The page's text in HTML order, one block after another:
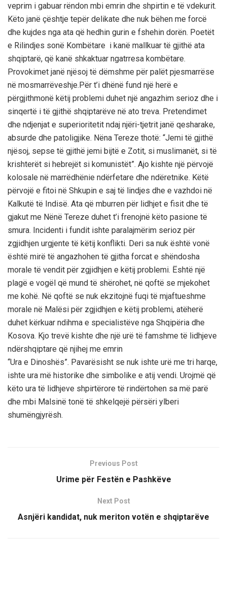
veprim i gabuar rёndon mbi emrin dhe shpirtin e tё vdekurit.
Kёto janё çёshtje tepёr delikate dhe nuk bёhen me forcё
dhe kujdes nga ata qё hedhin gurin e fshehin dorёn. Poetёt
e Rilindjes sonё Kombёtare i kanё mallkuar tё gjithё ata
shqiptarё, qё kanё shkaktuar ngatrresa kombёtare.
Provokimet janё njёsoj tё dёmshme pёr palёt pjesmarrёse
nё mosmarrёveshje.Pёr t’i dhёnё fund njё herё e
pёrgjithmonё kёtij problemi duhet njё angazhim serioz dhe i
sinqertё i tё gjithё shqiptarёve nё ato treva. Pretendimet
dhe ndjenjat e superioritetit ndaj njёri-tjetrit janё qesharake,
absurde dhe patoligjike. Nёna Tereze thotё: “Jemi tё gjithё
njёsoj, sepse tё gjithё jemi bijtё e Zotit, si muslimanёt, si tё
krishterёt si hebrejёt si komunistёt”. Ajo kishte njё pёrvojё
kolosale nё marrёdhёnie ndёrfetare dhe ndёretnike. Kёtё
pёrvojё e fitoi nё Shkupin e saj tё lindjes dhe e vazhdoi nё
Kalkutё tё Indisё. Ata qё mburren pёr lidhjet e fisit dhe tё
gjakut me Nёnё Tereze duhet t’i frenojnё kёto pasione tё
smura. Incidenti i fundit ishte paralajmёrim serioz pёr
zgjidhjen urgjente tё kёtij konflikti. Deri sa nuk ёshtё vonё
ёshtё mirё tё angazhohen tё gjitha forcat e shёndosha
morale tё vendit pёr zgjidhjen e kёtij problemi. Ështё njё
plagё e vogёl qё mund tё shёrohet, nё qoftё se mjekohet
me kohё. Nё qoftё se nuk ekzitojnё fuqi tё mjaftueshme
morale nё Malёsi pёr zgjidhjen e kёtij problemi, atёherё
duhet kёrkuar ndihma e specialistёve nga Shqipёria dhe
Kosova. Kjo trevё kishte dhe njё urё tё famshme tё lidhjeve
ndёrshqiptare qё njihej me emrin
“Ura e Dinoshёs”. Pavarёsisht se nuk ishte urё me tri harqe,
ishte ura mё historike dhe simbolike e atij vendi. Urojmё qё
kёto ura tё lidhjeve shpirtёrore tё rindёrtohen sa mё parё
dhe mbi Malsinё tonё tё shkelqejё pёrsёri ylberi
shumёngjyrёsh.
Previous Post
Urime për Festën e Pashkëve
Next Post
Asnjëri kandidat, nuk meriton votën e shqiptarëve